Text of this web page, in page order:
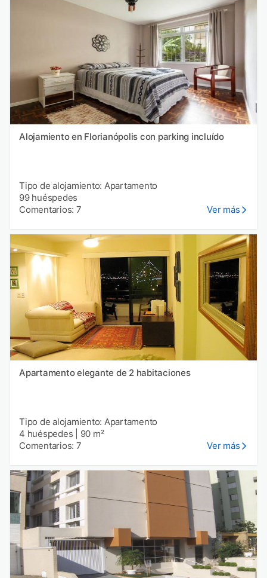
Alojamiento en Florianópolis con parking incluído
Tipo de alojamiento: Apartamento
99 huéspedes
Comentarios: 7
Ver más
Apartamento elegante de 2 habitaciones
Tipo de alojamiento: Apartamento
4 huéspedes
90 m²
Comentarios: 7
Ver más